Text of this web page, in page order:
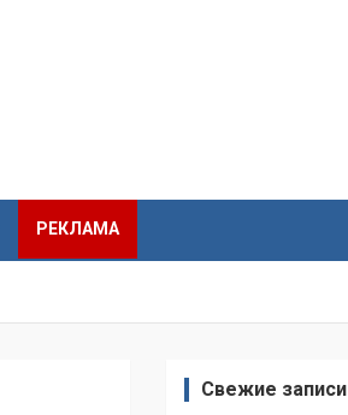
РЕКЛАМА
Свежие записи